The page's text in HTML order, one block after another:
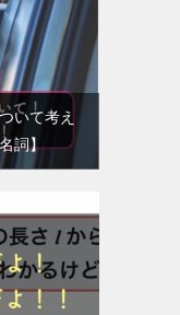
いて考え
詞】